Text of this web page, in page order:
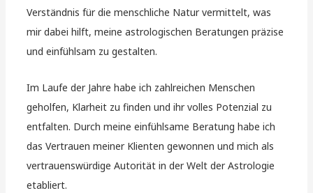
Verständnis für die menschliche Natur vermittelt, was
mir dabei hilft, meine astrologischen Beratungen präzise
und einfühlsam zu gestalten.
Im Laufe der Jahre habe ich zahlreichen Menschen
geholfen, Klarheit zu finden und ihr volles Potenzial zu
entfalten. Durch meine einfühlsame Beratung habe ich
das Vertrauen meiner Klienten gewonnen und mich als
vertrauenswürdige Autorität in der Welt der Astrologie
etabliert.